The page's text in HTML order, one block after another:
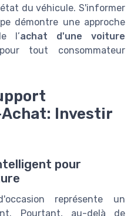
du véhicule. S'informer
démontre une approche
l’achat d'une voiture
tout consommateur
Investir
pour
représente un
Pourtant, au-delà de